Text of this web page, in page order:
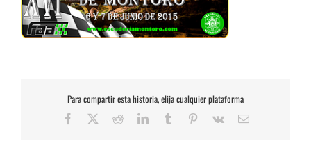
Para compartir esta historia, elija cualquier plataforma
Facebook RedditLinkedInTumblr Pinterest
Vk
Correo